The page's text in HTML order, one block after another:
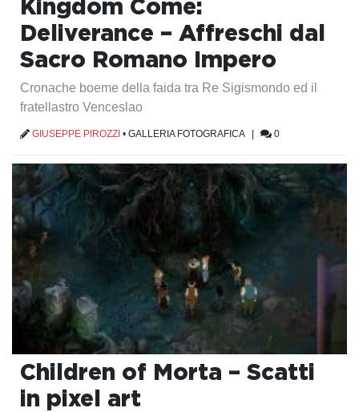
Kingdom Come:
Deliverance – Affreschi dal
Sacro Romano Impero
Cronache boeme della faida tra Re Sigismondo ed il
fratellastro Venceslao
GIUSEPPE PIROZZI • GALLERIA FOTOGRAFICA| 0
Children of Morta – Scatti
in pixel art